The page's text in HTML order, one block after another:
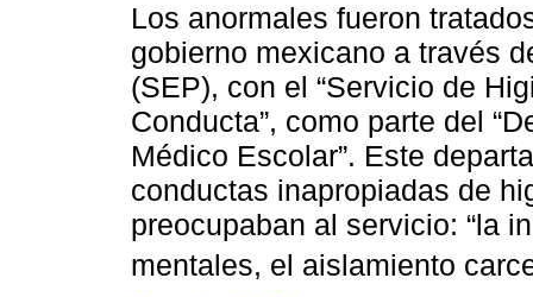
Los anormales fueron
gobierno mexicano a través
(SEP), con el “Servicio de
Conducta”, como parte del
Médico Escolar”. Este
conductas inapropiadas de
preocupaban al servicio: “la
mentales, el aislamiento